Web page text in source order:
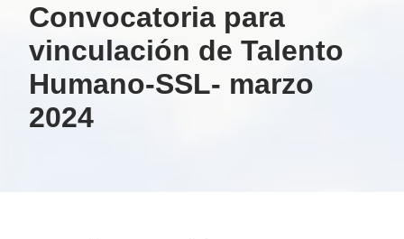
Convocatoria para
vinculación de Talento
Humano-SSL- marzo
2024